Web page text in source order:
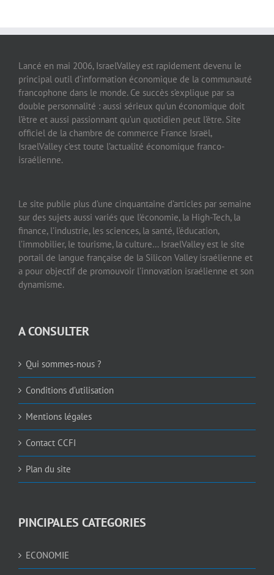
Lancé en mai 2006, IsraelValley est rapidement devenu le
principal outil d’information économique de la communauté
francophone dans le monde. Ce succès s’explique par sa
double personnalité : aussi sérieux qu’un économique doit
l’être et aussi passionnant qu’un quotidien peut l’être. Site
officiel de la chambre de commerce France Israël,
IsraelValley c’est toute l’actualité économique franco-
israélienne.
Le site publie plus d’une cinquantaine d’articles par semaine
sur des sujets aussi variés que l’économie, la High-Tech, la
finance, l’industrie, les sciences, la santé, l’éducation,
l’immobilier, le tourisme, la culture… IsraelValley est le site
portail de langue française de la Silicon Valley israélienne et
a pour objectif de promouvoir l’innovation israélienne et son
dynamisme.
A CONSULTER
Qui sommes-nous ?
Conditions d’utilisation
Mentions légales
Contact CCFI
Plan du site
PINCIPALES CATEGORIES
ECONOMIE